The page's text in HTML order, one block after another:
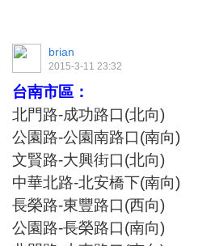
brian
2015-3-11 23:32
台南市區：
北門路-成功路口(北向)
公園路-公園南路口(南向)
文賢路-大興街口(北向)
中華北路-北安橋下(南向)
長榮路-東豐路口(西向)
公園路-長榮路口(南向)